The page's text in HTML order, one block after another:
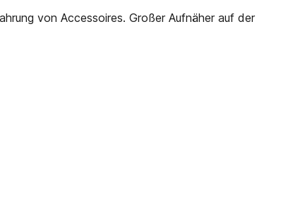
von Accessoires. Großer Aufnäher auf der